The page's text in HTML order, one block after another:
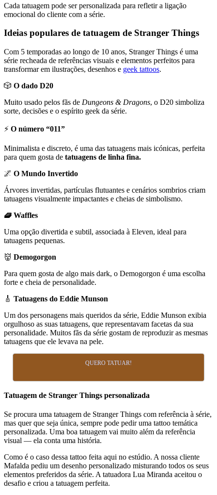
Cada tatuagem pode ser personalizada para refletir a ligação
emocional do cliente com a série.
Ideias populares de tatuagem de Stranger Things
Com 5 temporadas ao longo de 10 anos, Stranger Things é uma
série recheada de referências visuais e elementos perfeitos para
transformar em ilustrações, desenhos e geek tattoos.
🎲 O dado D20
Muito usado pelos fãs de Dungeons & Dragons, o D20 simboliza
sorte, decisões e o espírito geek da série.
⚡ O número “011”
Minimalista e discreto, é uma das tatuagens mais icónicas, perfeita
para quem gosta de tatuagens de linha fina.
🌌 O Mundo Invertido
Árvores invertidas, partículas flutuantes e cenários sombrios criam
tatuagens visualmente impactantes e cheias de simbolismo.
🧇 Waffles
Uma opção divertida e subtil, associada à Eleven, ideal para
tatuagens pequenas.
👹 Demogorgon
Para quem gosta de algo mais dark, o Demogorgon é uma escolha
forte e cheia de personalidade.
🎸 Tatuagens do Eddie Munson
Um dos personagens mais queridos da série, Eddie Munson exibia
orgulhoso as suas tatuagens, que representavam facetas da sua
personalidade. Muitos fãs da série gostam de reproduzir as mesmas
tatuagens que ele levava na pele.
QUERO TATUAR!
Tatuagem de Stranger Things personalizada
Se procura uma tatuagem de Stranger Things com referência à série,
mas quer que seja única, sempre pode pedir uma tattoo temática
personalizada. Uma boa tatuagem vai muito além da referência
visual — ela conta uma história.
Como é o caso dessa tattoo feita aqui no estúdio. A nossa cliente
Mafalda pediu um desenho personalizado misturando todos os seus
elementos preferidos da série. A tatuadora Lua Miranda aceitou o
desafio e criou a tatuagem perfeita.